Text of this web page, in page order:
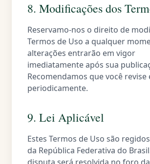
8. Modificações dos
Reservamo-nos o direito de
Termos de Uso a qualquer
alterações entrarão em vigor
imediatamente após sua
Recomendamos que você revise
periodicamente.
9. Lei Aplicável
Estes Termos de Uso são
da República Federativa do